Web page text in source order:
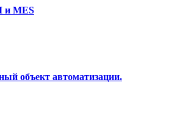
и MES
объект автоматизации.